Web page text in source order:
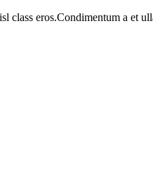
eros.Condimentum a et